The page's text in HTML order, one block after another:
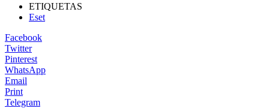
ETIQUETAS
Eset
Facebook
Twitter
Pinterest
WhatsApp
Email
Print
Telegram